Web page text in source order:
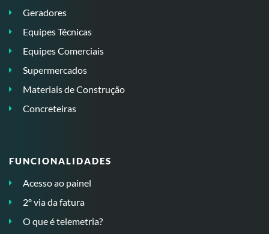
Geradores
Equipes Técnicas
Equipes Comerciais
Supermercados
Materiais de Construção
Concreteiras
FUNCIONALIDADES
Acesso ao painel
2º via da fatura
O que é telemetria?